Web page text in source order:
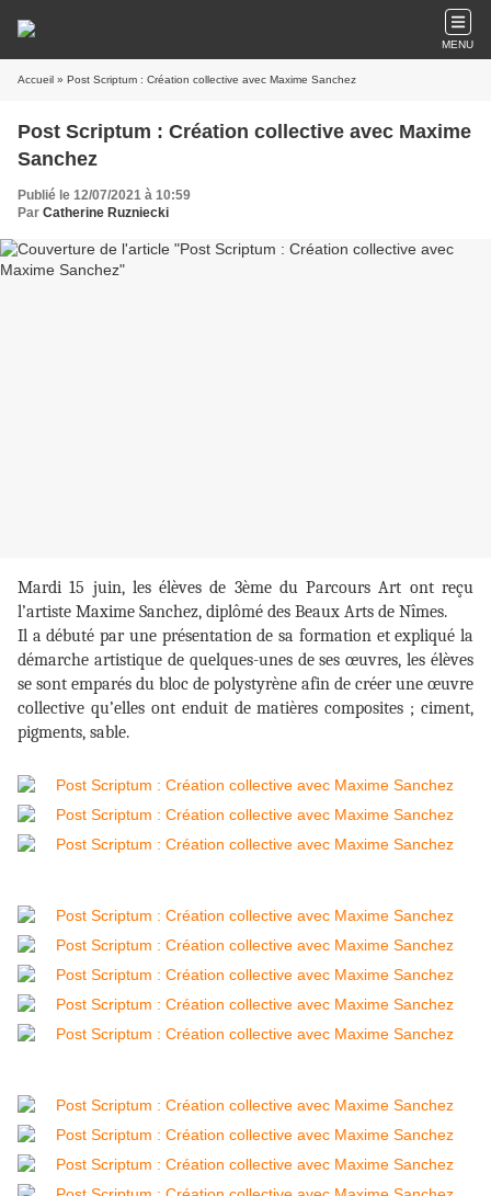
MENU
Accueil » Post Scriptum : Création collective avec Maxime Sanchez
Post Scriptum : Création collective avec Maxime
Sanchez
Publié le 12/07/2021 à 10:59
Par Catherine Ruzniecki
Mardi 15 juin, les élèves de 3ème du Parcours Art ont reçu
l’artiste Maxime Sanchez, diplômé des Beaux Arts de Nîmes.
Il a débuté par une présentation de sa formation et expliqué la
démarche artistique de quelques-unes de ses œuvres, les élèves
se sont emparés du bloc de polystyrène afin de créer une œuvre
collective qu’elles ont enduit de matières composites ; ciment,
pigments, sable.